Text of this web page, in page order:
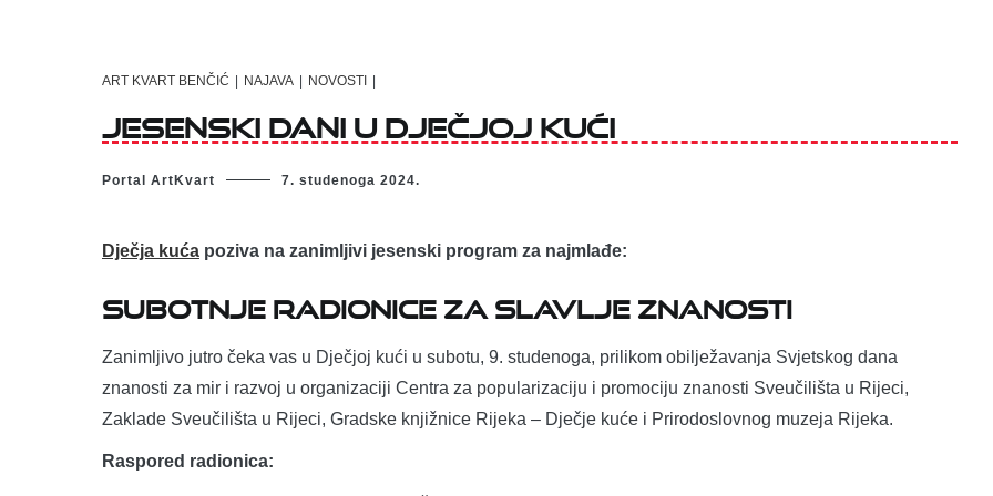
ART KVART BENČIĆ NAJAVA NOVOSTI
JESENSKI DANI U DJEČJOJ KUĆI
Portal ArtKvart 7. studenoga 2024.
Dječja kuća poziva na zanimljivi jesenski program za najmlađe:
Subotnje radionice za slavlje znanosti
Zanimljivo jutro čeka vas u Dječjoj kući u subotu, 9. studenoga, prilikom obilježavanja Svjetskog dana
znanosti za mir i razvoj u organizaciji Centra za popularizaciju i promociju znanosti Sveučilišta u Rijeci,
Zaklade Sveučilišta u Rijeci, Gradske knjižnice Rijeka – Dječje kuće i Prirodoslovnog muzeja Rijeka.
Raspored radionica: